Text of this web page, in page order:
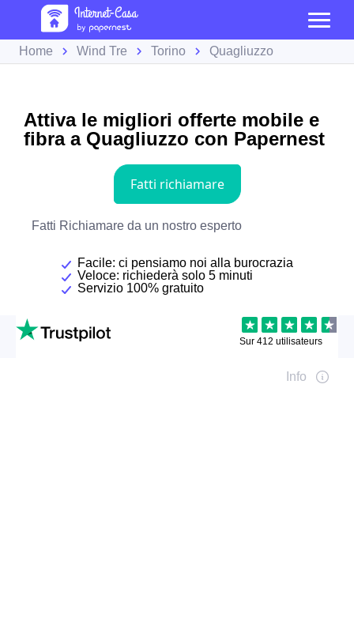
Home Wind Tre Torino Quagliuzzo